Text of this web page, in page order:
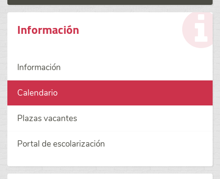
Información
Información
Calendario
Plazas vacantes
Portal de escolarización